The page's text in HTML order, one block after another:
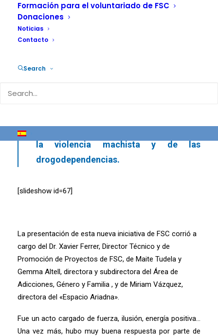
Formación para el voluntariado de FSC
Donaciones
Noticias
Contacto
Search
diciembre la presentación de «Espacio
iniciativa de la Fundación Salud y
también en la Ciudad Condal, ofrece
con hijos/as a su cargo, que requieren
seguro donde se aborde la situación de
la violencia machista y de las
drogodependencias.
[slideshow id=67]
La presentación de esta nueva iniciativa de FSC corrió a
cargo del Dr. Xavier Ferrer, Director Técnico y de
Promoción de Proyectos de FSC, de Maite Tudela y
Gemma Altell, directora y subdirectora del Área de
Adicciones, Género y Familia , y de Miriam Vázquez,
directora del «Espacio Ariadna».
Fue un acto cargado de fuerza, ilusión, energía positiva…
Una vez más, hubo muy buena respuesta por parte de